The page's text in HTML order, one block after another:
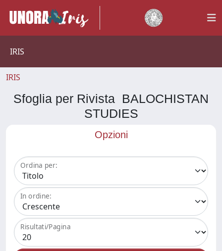
IRIS
IRIS
Sfoglia per Rivista BALOCHISTAN
STUDIES
Opzioni
Ordina per:
In ordine:
Risultati/Pagina